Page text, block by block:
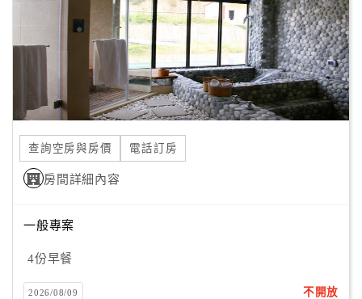
商
品
宣
傳
查詢空房與房價 電話訂房
房間詳細內容
一般專案
4份早餐
2026/08/09 不開放